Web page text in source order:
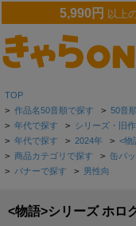
5,990円 以上
TOP
> 作品名50音順で探す > 50音
> 年代で探す > シリーズ・旧作
> 年代で探す > 2024年 > <物
> 商品カテゴリで探す > 缶バ
> バナーで探す > 男性向
<物語>シリーズ ホロ